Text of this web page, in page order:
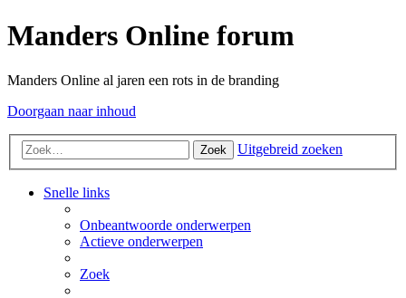
Manders Online forum
Manders Online al jaren een rots in de branding
Doorgaan naar inhoud
Zoek Uitgebreid zoeken
Snelle links
Onbeantwoorde onderwerpen
Actieve onderwerpen
Zoek